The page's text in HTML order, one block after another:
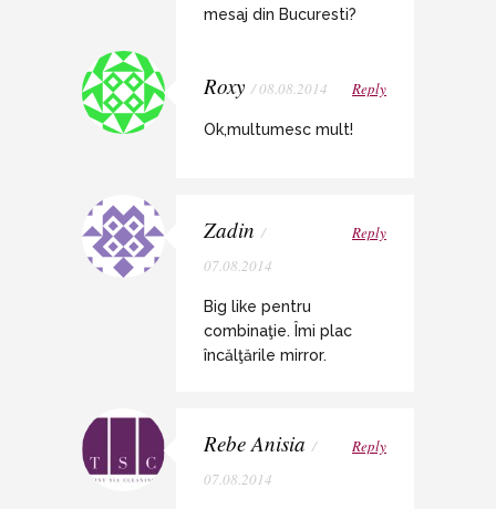
mesaj din Bucuresti?
Roxy / 08.08.2014 Reply
Ok,multumesc mult!
Zadin /
07.08.2014
Reply
Big like pentru
combinaţie. Îmi plac
încălţările mirror.
Rebe Anisia /
07.08.2014
Reply